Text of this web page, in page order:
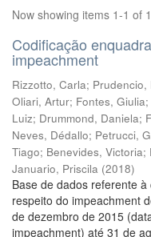
Now showing items 1-1 of 1
Codificação
impeachment
Rizzotto, Carla; Prudencio,
Oliari, Artur; Fontes, Giulia;
Luiz; Drummond, Daniela;
Neves, Dédallo; Petrucci,
Tiago; Benevides, Victoria;
Januario, Priscila (2018)
Base de dados referente
respeito do impeachment
de dezembro de 2015
impeachment) até 31 de